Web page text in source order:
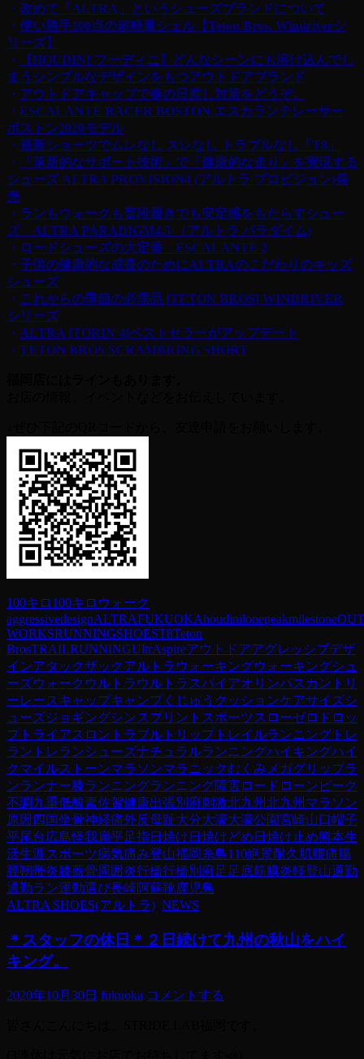
・ 改めて「ALTRA」というシューズブランドについて
・ 使い勝手100点の超軽量シェル【Teton Bros. Windriverシ
リーズ】
・
【HOUDINI フーディニ】どんなシーンにも溶け込んでし
まうシンプルなデザインをもつアウトドアブランド
・ アウトドアキャップで春の日差し対策をどうぞ。
・ ESCALANTE RACER BOSTON エスカランテレーサー
ボストン2020モデル
・ 最新ショーツでムレなし スレなし トラブルなし「T8」
・
「革新的なサポート技術」で「健康的な走り」を実現する
シューズ ALTRA PROVISION4 (アルトラ プロビジョン)発
売
・ ランもウォークも普段履きでも安定感をもたらすシュー
ズ ALTRA PARADIGM4.5 （アルトラ パラダイム)
・ ロードシューズの大定番 ESCALANTE 2
・ 子供の健康的な成長のためにALTRAのこだわりのキッズ
シューズ
・ これからの季節の必需品 [TETON BROS] WINDRIVER
シリーズ
・ ALTRA [TORIN 4]ベストセラーがアップデート
・ TETON BROS SCRAMBRING SHORT
100キロ 100キロウォーク
aggressivedesignALTRAFUKUOKAhoudinilonepeakmilestone
WORKSRUNNINGSHOEST8Teton
BrosTRAILRUNNINGUltrAspireアウトドアアグレッシブデザ
インアタックザック アルトラ ウォーキングウォーキングシュ
ーズウォーク ウルトラ ウルトラスパイアオリンパス カントリ
ーレースキャップキャンプくじゅう クッションケアサイズシ
ューズジョギングシンスプリント スポーツスローゼロドロッ
プトライアスロン トラブル トリップトレイルランニング トレ
ラン トレランシューズナチュラルランニングハイキングハイ
ク マイルストーンマラソンマラニックむくみメガグリップラ
ンランナー膝ランニングランニング障害ロード ローンピーク
不調九重低酸素佐賀健康出張別府刺激北九州北九州マラソン
原因 四国坐骨神経痛外反母趾大分大濠大濠公園宮崎山口帽子
平尾台広島怪我扁平足指日焼け 日焼けどめ 日焼け止め熊本生
活生涯スポーツ病気痛み登山福岡糸島110絶景耐久肌腰痛腸
脛靭帯炎膝蓋骨周囲炎行橋行橋別府足足底筋膜炎軽登山通勤
通勤ラン運動選び長崎阿蘇靴鹿児島
ALTRA SHOES(アルトラ) NEWS
＊スタッフの休日＊２日続けて九州の秋山をハイ
キング。
2020年10月30日 fukuoka コメントする